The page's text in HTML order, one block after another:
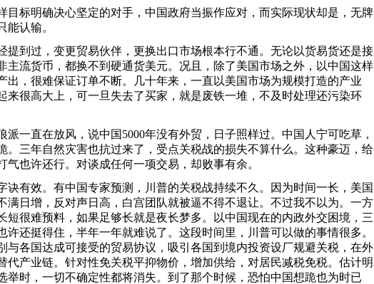
目标明确决心坚定的对手，中国政府当振作应对，而实际现状却是，无牌
能认输。
提到过，变更贸易伙伴，更换出口市场根本行不通。无论以货易货还是接
主流货币，都换不到硬通货美元。况且，除了美国市场之外，以中国这样
出，很难保证订单不断。几十年来，一直以美国市场为规模打造的产业
来很高大上，可一旦失去了买家，就是废铁一堆，不及时处理还污染环
派一直在放风，说中国5000年没有外贸，日子照样过。中国人宁可吃草，
。三年自然灾害也抗过来了，受点关税战的损失不算什么。这种豪迈，给
气也许还行。对谈成任何一项交易，却败事有余。
诀有效。有中国专家预测，川普的关税战持续不久。因为时间一长，美国
满日增，反对声日高，白宫团队就被逼不得不退让。不过我不以为。一方
短很难预料，如果足够长就是夜长梦多。以中国现在的内政外交困境，三
许还挺得住，半年一年就难说了。这段时间里，川普可以做的事情很多。
与各国达成可接受的贸易协议，吸引各国到境内投资设厂规避关税，在外
代产业链。针对性免关税平抑物价，增加供给，对居民减税免税。估计明
举时，一切不确定性都将消失。到了那个时候，恐怕中国想跪也为时已